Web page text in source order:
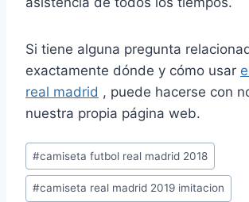
Si tiene alguna pregunta
exactamente dónde y cómo usar
real madrid , puede hacerse con
nuestra propia página web.
Etiquetas
de
la
#camiseta futbol real madrid 2018
#camiseta real madrid 2019 imitacion